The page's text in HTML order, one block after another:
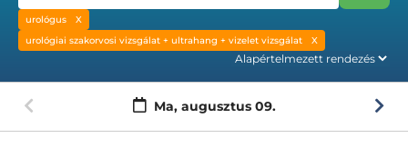
urológus
urológiai szakorvosi vizsgálat + ultrahang + vizelet vizsgálat
Ma, augusztus 09.